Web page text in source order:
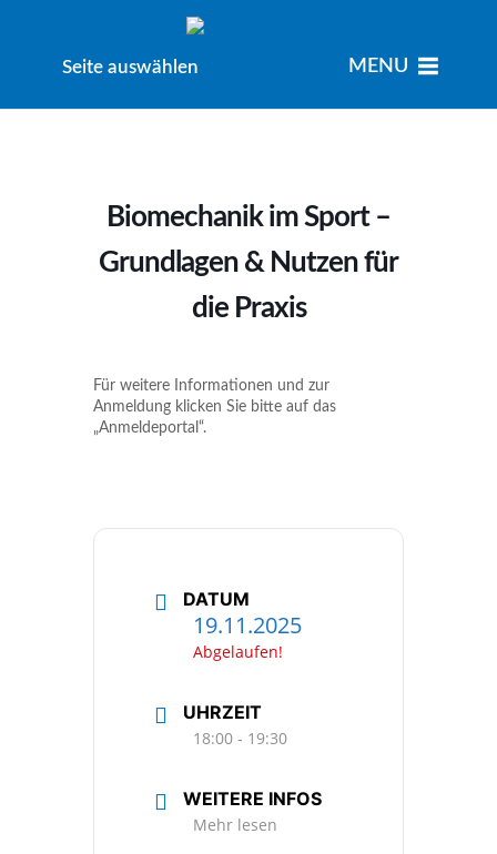
Seite auswählen MENU
Biomechanik im Sport –
Grundlagen & Nutzen für
die Praxis
Für weitere Informationen und zur
Anmeldung klicken Sie bitte auf das
„Anmeldeportal“.
DATUM
19.11.2025
Abgelaufen!
UHRZEIT
18:00 - 19:30
WEITERE INFOS
Mehr lesen